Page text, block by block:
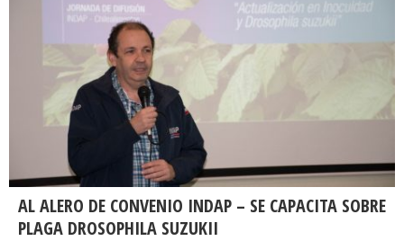
AL ALERO DE CONVENIO INDAP – SE CAPACITA SOBRE
PLAGA DROSOPHILA SUZUKII